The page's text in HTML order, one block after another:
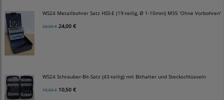
WS24 Metallbohrer Satz HSS-E (19-teilig, Ø 1-10mm) M35 'Ohne Vorbohren'
30,00 € 24,00 €
WS24 Schrauber-Bit-Satz (43-teilig) mit Bithalter und Steckschlüsseln
15,00 € 10,50 €